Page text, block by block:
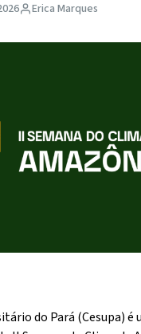
Erica Marques
do Pará (Cesupa) é